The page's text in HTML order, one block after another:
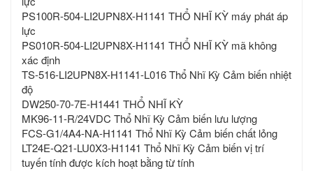
PS100R-504-LI2UPN8X-H1141 THỔ NHĨ KỲ máy phát áp
lực
PS010R-504-LI2UPN8X-H1141 THỔ NHĨ KỲ mã không
xác định
TS-516-LI2UPN8X-H1141-L016 Thổ Nhĩ Kỳ Cảm biến nhiệt
độ
DW250-70-7E-H1441 THỔ NHĨ KỲ
MK96-11-R/24VDC Thổ Nhĩ Kỳ Cảm biến lưu lượng
FCS-G1/4A4-NA-H1141 Thổ Nhĩ Kỳ Cảm biến chất lỏng
LT24E-Q21-LU0X3-H1141 Thổ Nhĩ Kỳ Cảm biến vị trí
tuyến tính được kích hoạt bằng từ tính